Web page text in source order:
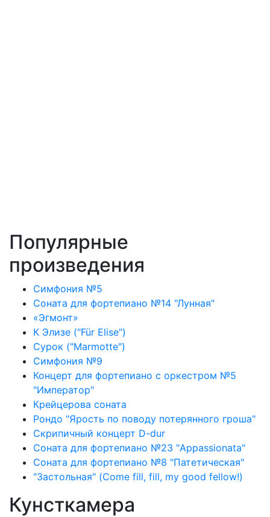
Популярные
произведения
Симфония №5
Соната для фортепиано №14 "Лунная"
«Эгмонт»
К Элизе ("Für Elise")
Сурок ("Marmotte")
Симфония №9
Концерт для фортепиано с оркестром №5
"Император"
Крейцерова соната
Рондо "Ярость по поводу потерянного гроша"
Скрипичный концерт D-dur
Соната для фортепиано №23 "Appassionata"
Соната для фортепиано №8 "Патетическая"
"Застольная" (Come fill, fill, my good fellow!)
Кунсткамера